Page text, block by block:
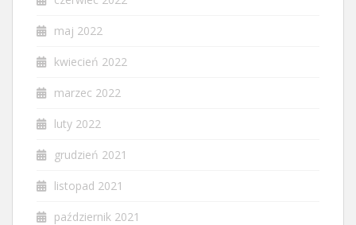
maj 2022
kwiecień 2022
marzec 2022
luty 2022
grudzień 2021
listopad 2021
październik 2021